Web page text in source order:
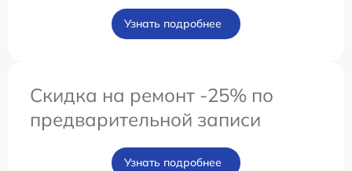
Узнать подробнее
Скидка на ремонт -25% по
предварительной записи
Узнать подробнее